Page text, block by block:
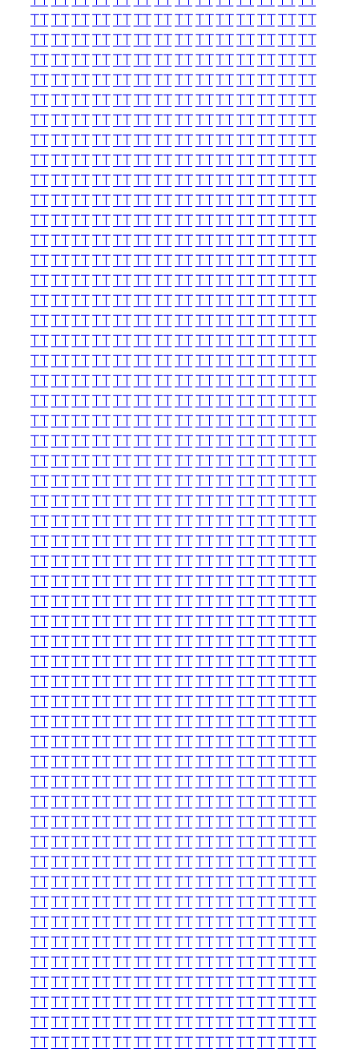
TTTTTTTTTTTTTTTTTTTTTTTTTTTT
TTTTTTTTTTTTTTTTTTTTTTTTTTTT
TTTTTTTTTTTTTTTTTTTTTTTTTTTT
TTTTTTTTTTTTTTTTTTTTTTTTTTTT
TTTTTTTTTTTTTTTTTTTTTTTTTTTT
TTTTTTTTTTTTTTTTTTTTTTTTTTTT
TTTTTTTTTTTTTTTTTTTTTTTTTTTT
TTTTTTTTTTTTTTTTTTTTTTTTTTTT
TTTTTTTTTTTTTTTTTTTTTTTTTTTT
TTTTTTTTTTTTTTTTTTTTTTTTTTTT
TTTTTTTTTTTTTTTTTTTTTTTTTTTT
TTTTTTTTTTTTTTTTTTTTTTTTTTTT
TTTTTTTTTTTTTTTTTTTTTTTTTTTT
TTTTTTTTTTTTTTTTTTTTTTTTTTTT
TTTTTTTTTTTTTTTTTTTTTTTTTTTT
TTTTTTTTTTTTTTTTTTTTTTTTTTTT
TTTTTTTTTTTTTTTTTTTTTTTTTTTT
TTTTTTTTTTTTTTTTTTTTTTTTTTTT
TTTTTTTTTTTTTTTTTTTTTTTTTTTT
TTTTTTTTTTTTTTTTTTTTTTTTTTTT
TTTTTTTTTTTTTTTTTTTTTTTTTTTT
TTTTTTTTTTTTTTTTTTTTTTTTTTTT
TTTTTTTTTTTTTTTTTTTTTTTTTTTT
TTTTTTTTTTTTTTTTTTTTTTTTTTTT
TTTTTTTTTTTTTTTTTTTTTTTTTTTT
TTTTTTTTTTTTTTTTTTTTTTTTTTTT
TTTTTTTTTTTTTTTTTTTTTTTTTTTT
TTTTTTTTTTTTTTTTTTTTTTTTTTTT
TTTTTTTTTTTTTTTTTTTTTTTTTTTT
TTTTTTTTTTTTTTTTTTTTTTTTTTTT
TTTTTTTTTTTTTTTTTTTTTTTTTTTT
TTTTTTTTTTTTTTTTTTTTTTTTTTTT
TTTTTTTTTTTTTTTTTTTTTTTTTTTT
TTTTTTTTTTTTTTTTTTTTTTTTTTTT
TTTTTTTTTTTTTTTTTTTTTTTTTTTT
TTTTTTTTTTTTTTTTTTTTTTTTTTTT
TTTTTTTTTTTTTTTTTTTTTTTTTTTT
TTTTTTTTTTTTTTTTTTTTTTTTTTTT
TTTTTTTTTTTTTTTTTTTTTTTTTTTT
TTTTTTTTTTTTTTTTTTTTTTTTTTTT
TTTTTTTTTTTTTTTTTTTTTTTTTTTT
TTTTTTTTTTTTTTTTTTTTTTTTTTTT
TTTTTTTTTTTTTTTTTTTTTTTTTTTT
TTTTTTTTTTTTTTTTTTTTTTTTTTTT
TTTTTTTTTTTTTTTTTTTTTTTTTTTT
TTTTTTTTTTTTTTTTTTTTTTTTTTTT
TTTTTTTTTTTTTTTTTTTTTTTTTTTT
TTTTTTTTTTTTTTTTTTTTTTTTTTTT
TTTTTTTTTTTTTTTTTTTTTTTTTTTT
TTTTTTTTTTTTTTTTTTTTTTTTTTTT
TTTTTTTTTTTTTTTTTTTTTTTTTTTT
TTTTTTTTTTTTTTTTTTTTTTTTTTTT